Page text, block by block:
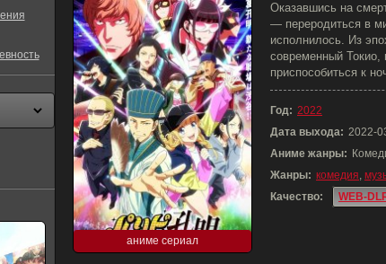
аниме сериал
Оказавшись на
— переродиться в
исполнилось. Из
современный Токио,
приспособиться к
Год: 2022
Дата выхода: 2022-
Аниме жанры:
Жанры: комедия,
Качество:
WEB-